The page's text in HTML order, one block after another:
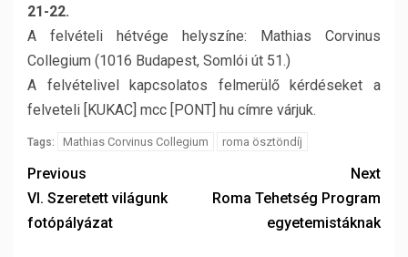
21-22.
A felvételi hétvége helyszíne: Mathias Corvinus
Collegium (1016 Budapest, Somlói út 51.)
A felvételivel kapcsolatos felmerülő kérdéseket a
felveteli [KUKAC] mcc [PONT] hu címre várjuk.
Tags: Mathias Corvinus Collegium roma ösztöndíj
Previous
VI. Szeretett világunk
fotópályázat
Next
Roma Tehetség Program
egyetemistáknak